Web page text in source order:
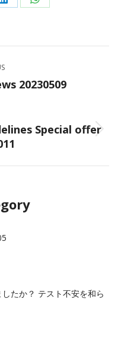
Share
LinkedIn
Share
WhatsApp
20230509
Special offer
たか？ テスト不安を和ら